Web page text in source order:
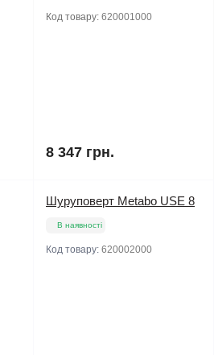
Код товару: 620001000
8 347 грн.
Шуруповерт Metabo USE 8
В наявності
Код товару: 620002000